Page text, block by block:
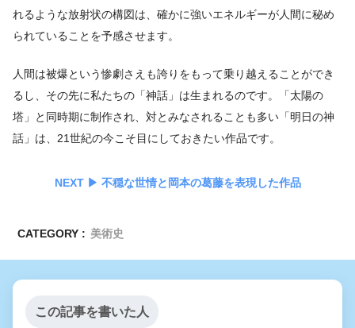
れるような放射状の構図は、確かに強いエネルギーが人間に秘め
られていることを予感させます。
人間は被爆という惨劇さえも誇りをもって乗り越えることができ
るし、その先に私たちの「神話」は生まれるのです。「太陽の
塔」と同時期に制作され、対とみなされることも多い「明日の神
話」は、21世紀の今こそ目にしておきたい作品です。
NEXT ▶︎ 不穏な世情と岡本の葛藤を表現した作品
CATEGORY : 美術史
この記事を書いた人